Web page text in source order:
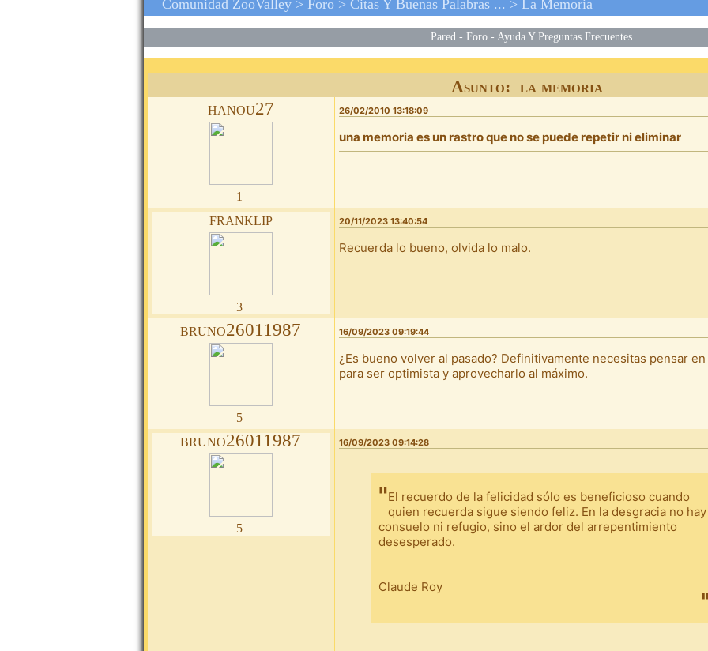
Comunidad ZooValley > Foro > Citas Y Buenas Palabras ... > La Memoria
Pared - Foro- Ayuda Y Preguntas Frecuentes
Asunto: la memoria
hanou27
1
26/02/2010 13:18:09
una memoria es un rastro que no se puede repetir ni eliminar
franklip
3
20/11/2023 13:40:54
Recuerda lo bueno, olvida lo malo.
bruno26011987
5
16/09/2023 09:19:44
¿Es bueno volver al pasado? Definitivamente necesitas pensar
para ser optimista y aprovecharlo al máximo.
bruno26011987
5
16/09/2023 09:14:28
El recuerdo de la felicidad sólo es beneficioso cuando
quien recuerda sigue siendo feliz. En la desgracia no hay
consuelo ni refugio, sino el ardor del arrepentimiento
desesperado.
Claude Roy